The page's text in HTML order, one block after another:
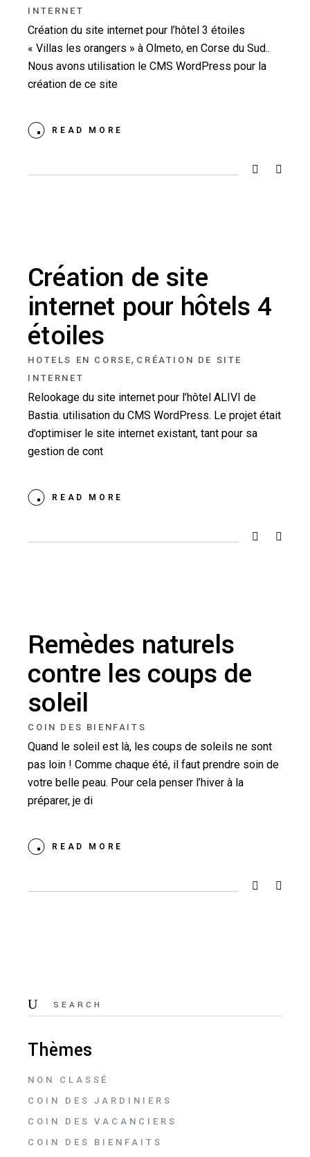
INTERNET
Création du site internet pour l’hôtel 3 étoiles
« Villas les orangers » à Olmeto, en Corse du Sud..
Nous avons utilisation le CMS WordPress pour la
création de ce site
READ MORE
Création de site
internet pour hôtels 4
étoiles
HOTELS EN CORSE, CRÉATION DE SITE
INTERNET
Relookage du site internet pour l’hôtel ALIVI de
Bastia. utilisation du CMS WordPress. Le projet était
d’optimiser le site internet existant, tant pour sa
gestion de cont
READ MORE
Remèdes naturels
contre les coups de
soleil
COIN DES BIENFAITS
Quand le soleil est là, les coups de soleils ne sont
pas loin ! Comme chaque été, il faut prendre soin de
votre belle peau. Pour cela penser l’hiver à la
préparer, je di
READ MORE
Thèmes
NON CLASSÉ
COIN DES JARDINIERS
COIN DES VACANCIERS
COIN DES BIENFAITS